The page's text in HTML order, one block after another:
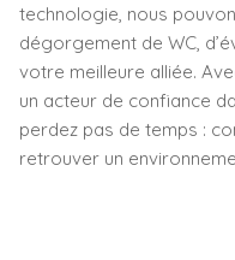
technologie, nous
dégorgement de WC,
votre meilleure alliée.
un acteur de confiance
perdez pas de temps :
retrouver un